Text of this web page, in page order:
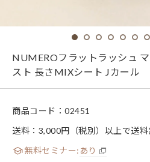
NUMEROフラットラッシュ
スト 長さMIXシート Jカール
商品コード： 02451
送料：3,000円（税別）以上で送
無料セミナー: あり